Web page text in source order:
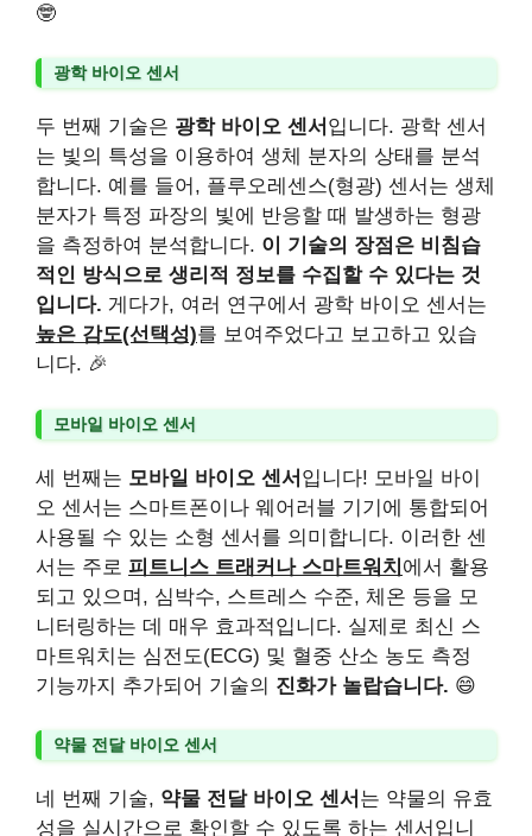
🤓
광학 바이오 센서
두 번째 기술은 광학 바이오 센서 입니다. 광학 센서
는 빛의 특성을 이용하여 생체 분자의 상태를 분석
합니다. 예를 들어, 플루오레센스(형광) 센서는 생체
분자가 특정 파장의 빛에 반응할 때 발생하는 형광
을 측정하여 분석합니다. 이 기술의 장점은 비침습
적인 방식으로 생리적 정보를 수집할 수 있다는 것
입니다. 게다가, 여러 연구에서 광학 바이오 센서는
높은 감도(선택성)를 보여주었다고 보고하고 있습
니다. 🎉
모바일 바이오 센서
세 번째는 모바일 바이오 센서 입니다! 모바일 바이
오 센서는 스마트폰이나 웨어러블 기기에 통합되어
사용될 수 있는 소형 센서를 의미합니다. 이러한 센
서는 주로 피트니스 트래커나 스마트워치 에서 활용
되고 있으며, 심박수, 스트레스 수준, 체온 등을 모
니터링하는 데 매우 효과적입니다. 실제로 최신 스
마트워치는 심전도(ECG) 및 혈중 산소 농도 측정
기능까지 추가되어 기술의 진화가 놀랍습니다. 😄
약물 전달 바이오 센서
네 번째 기술, 약물 전달 바이오 센서 는 약물의 유효
성을 실시간으로 확인할 수 있도록 하는 센서입니